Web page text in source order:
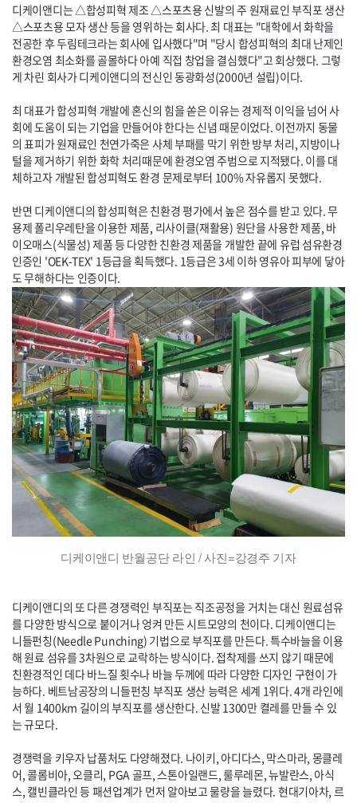
디케이앤디는 △합성피혁 제조 △스포츠용 신발의 주 원재료인 부직포 생산
△스포츠용 모자 생산 등을 영위하는 회사다. 최 대표는 "대학에서 화학을
전공한 후 두림테크라는 회사에 입사했다"며 "당시 합성피혁의 최대 난제인
환경오염 최소화를 골몰하다 아예 직접 창업을 결심했다"고 회상했다. 그렇
게 차린 회사가 디케이앤디의 전신인 동광화성(2000년 설립)이다.
최 대표가 합성피혁 개발에 혼신의 힘을 쏟은 이유는 경제적 이익을 넘어 사
회에 도움이 되는 기업을 만들어야 한다는 신념 때문이었다. 이전까지 동물
의 표피가 원재료인 천연가죽은 사체 부패를 막기 위한 방부 처리, 지방이나
털을 제거하기 위한 화학 처리때문에 환경오염 주범으로 지적됐다. 이를 대
체하고자 개발된 합성피혁도 환경 문제로부터 100% 자유롭지 못했다.
반면 디케이앤디의 합성피혁은 친환경 평가에서 높은 점수를 받고 있다. 무
용제 폴리우레탄을 이용한 제품, 리사이클(재활용) 원단을 사용한 제품, 바
이오매스(식물성) 제품 등 다양한 친환경 제품을 개발한 끝에 유럽 섬유환경
인증인 'OEK-TEX' 1등급을 획득했다. 1등급은 3세 이하 영유아 피부에 닿아
도 무해하다는 인증이다.
디케이앤디 반월공단 라인 / 사진=강경주 기자
디케이앤디의 또 다른 경쟁력인 부직포는 직조공정을 거치는 대신 원료섬유
를 다양한 방식으로 붙이거나 엉켜 만든 시트모양의 천이다. 디케이앤디는
니들펀칭(NeedlePunching) 기법으로 부직포를 만든다. 특수바늘을 이용
해 원료 섬유를 3차원으로 교락하는 방식이다. 접착제를 쓰지 않기 때문에
친환경적인 데다 바느질 횟수나 바늘 두께에 따라 다양한 디자인 구현이 가
능하다. 베트남공장의 니들펀칭 부직포 생산 능력은 세계 1위다. 4개 라인에
서 월 1400km 길이의 부직포를 생산한다. 신발 1300만 켤레를 만들 수 있
는 규모다.
경쟁력을 키우자 납품처도 다양해졌다. 나이키, 아디다스, 막스마라, 몽클레
어, 콜롬비아, 오클리, PGA 골프, 스톤아일랜드, 룰루레몬, 뉴발란스, 아식
스, 캘빈클라인 등 패션업계가 먼저 알아보고 물량을 늘렸다. 현대기아차, 르